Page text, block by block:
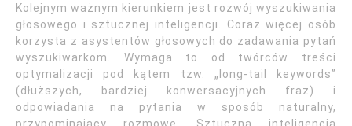
Kolejnym ważnym kierunkiem jest rozwój wyszukiwania
głosowego i sztucznej inteligencji. Coraz więcej osób
korzysta z asystentów głosowych do zadawania pytań
wyszukiwarkom. Wymaga to od twórców treści
optymalizacji pod kątem tzw. „long-tail keywords”
(dłuższych, bardziej konwersacyjnych fraz) i
odpowiadania na pytania w sposób naturalny,